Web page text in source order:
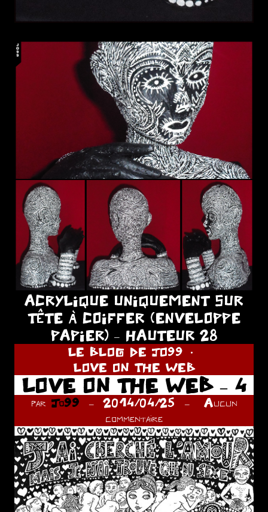
ACRYLIQUE UNIQUEMENT SUR
TÊTE À COIFFER (ENVELOPPE
PAPIER) – HAUTEUR 28
LE BLOG DE JO99
LOVE ON THE WEB
LOVE ON THE WEB – 4
par Jo99 2014/04/25
Aucun
commentaire